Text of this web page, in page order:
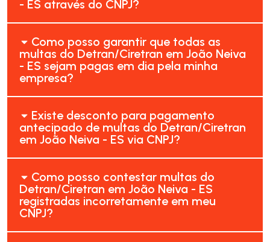
- ES através do CNPJ?
Como posso garantir que todas as
multas do Detran/Ciretran em João Neiva
- ES sejam pagas em dia pela minha
empresa?
Existe desconto para pagamento
antecipado de multas do Detran/Ciretran
em João Neiva - ES via CNPJ?
Como posso contestar multas do
Detran/Ciretran em João Neiva - ES
registradas incorretamente em meu
CNPJ?